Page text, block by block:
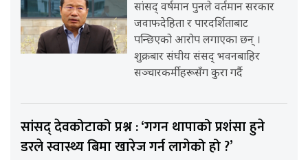
सांसद् वर्षमान पुनले वर्तमान सरकार
जवाफदेहिता र पारदर्शिताबाट
पन्छिएको आरोप लगाएका छन् ।
शुक्रबार संघीय संसद् भवनबाहिर
सञ्चारकर्मीहरूसँग कुरा गर्दै
सांसद् देवकोटाको प्रश्न : ‘गगन थापाको प्रशंसा हुने
डरले स्वास्थ्य बिमा खारेज गर्न लागेको हो ?’